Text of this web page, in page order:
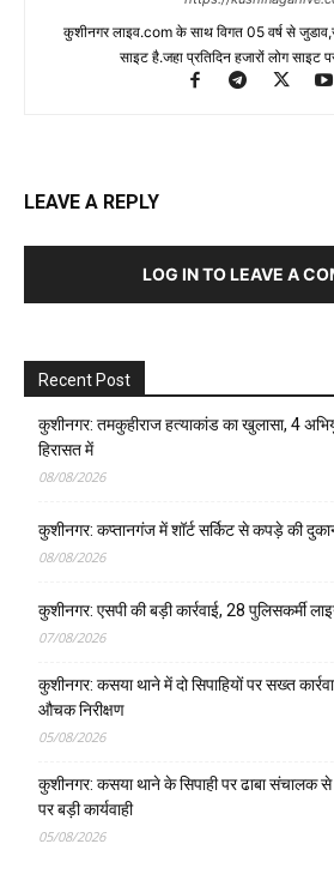
कुशीनगर लाइव.com के साथ विगत 05 वर्ष से
साइट है.जहा प्रतिदिन हजारों लोग साइट
LEAVE A REPLY
LOG IN TO LEAVE A
Recent Post
कुशीनगर: तमकुहीराज हत्याकांड का खुलासा, 4
हिरासत में
08/08/2026
कुशीनगर: कप्तानगंज में शॉर्ट सर्किट से कपड़े की
08/08/2026
कुशीनगर: एसपी की बड़ी कार्रवाई, 28 पुलिसकर्मी
07/08/2026
कुशीनगर: कसया थाने में दो सिपाहियों पर सख्त
औचक निरीक्षण
05/08/2026
कुशीनगर: कसया थाने के सिपाही पर ढाबा संचालक
पर बड़ी कार्यवाही
05/08/2026